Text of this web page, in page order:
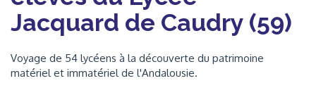
Jacquard de Caudry (59)
Voyage de 54 lycéens à la découverte du patrimoine
matériel et immatériel de l'Andalousie.